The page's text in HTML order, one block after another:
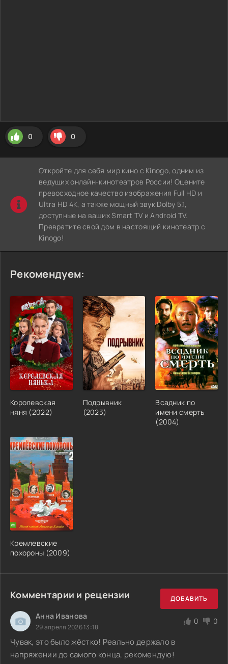
0 0
Откройте для себя мир кино с Kinogo, одним из
ведущих онлайн-кинотеатров России! Оцените
превосходное качество изображения Full HD и
Ultra HD 4K, а также мощный звук Dolby 5.1,
доступные на ваших Smart TV и Android TV.
Превратите свой дом в настоящий кинотеатр с
Kinogo!
Рекомендуем:
Королевская
няня (2022)
Подрывник
(2023)
Всадник по
имени смерть
(2004)
Кремлевские
похороны (2009)
Комментарии и рецензии ДОБАВИТЬ
Анна Иванова
29 апреля 2026 13:18
0 0
Чувак, это было жёстко! Реально держало в
напряжении до самого конца, рекомендую!